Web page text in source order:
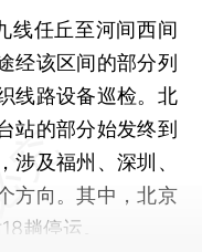
任丘至河间西间
经该区间的部分列
线路设备巡检。北
站的部分始发终到
涉及福州、深圳、
方向。其中，北京
趟停运。